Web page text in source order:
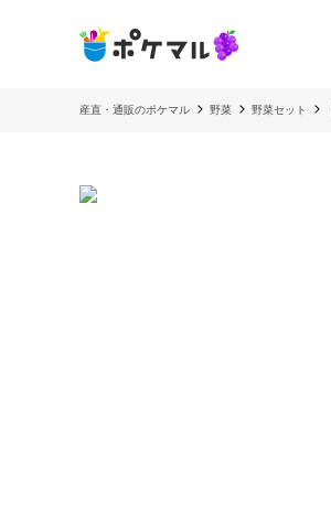
産直・通販のポケマル 野菜 野菜セット